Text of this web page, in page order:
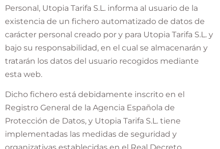
Personal, Utopia Tarifa S.L. informa al usuario de la
existencia de un fichero automatizado de datos de
carácter personal creado por y para Utopia Tarifa S.L. y
bajo su responsabilidad, en el cual se almacenarán y
tratarán los datos del usuario recogidos mediante
esta web.
Dicho fichero está debidamente inscrito en el
Registro General de la Agencia Española de
Protección de Datos, y Utopia Tarifa S.L. tiene
implementadas las medidas de seguridad y